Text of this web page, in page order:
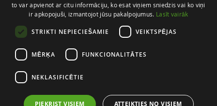
Noderīga informācija
Par mums
Piegādes un atgriešana
Kontakti
Izmēru ceļvedis
to var apvienot ar citu informāciju, ko esat viņiem sniedzis vai ko viņi
ir apkopojuši, izmantojot jūsu pakalpojumus. Lasīt vairāk
STRIKTI NEPIECIEŠAMIE VEIKTSPĒJAS
MĒRĶA FUNKCIONALITĀTES
NEKLASIFICĒTIE
PIEKRIST VISIEM ATTEIKTIES NO VISIEM